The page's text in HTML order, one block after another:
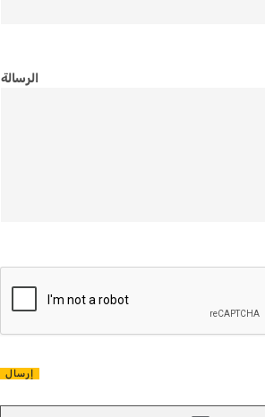
الرسالة
إرسال